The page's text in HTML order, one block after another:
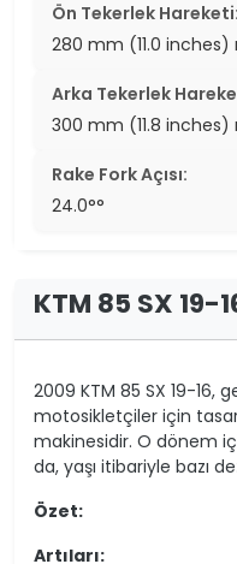
Ön Tekerlek Hareketi:
280 mm (11.0
Arka Tekerlek
300 mm (11.8
Rake Fork Açısı:
24.0°°
KTM 85 SX
2009 KTM 85 SX 19-16,
motosikletçiler için
makinesidir. O dönem
da, yaşı itibariyle bazı
Özet:
Artıları: